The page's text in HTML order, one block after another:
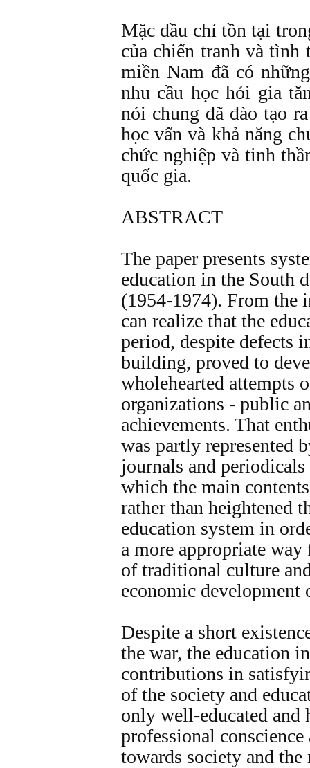
Mặc dầu chỉ tồn tại
của chiến tranh và tình
miền Nam đã có
nhu cầu học hỏi gia
nói chung đã đào tạo
học vấn và khả năng
chức nghiệp và tinh
quốc gia.
ABSTRACT
The paper presents
education in the South
(1954-1974). From the
can realize that the
period, despite defects
building, proved to
wholehearted attempts
organizations - public
achievements. That
was partly represented
journals and
which the main
rather than heightened
education system in
a more appropriate
of traditional culture
economic development
Despite a short
the war, the education
contributions in
of the society and
only well-educated
professional
towards society and the